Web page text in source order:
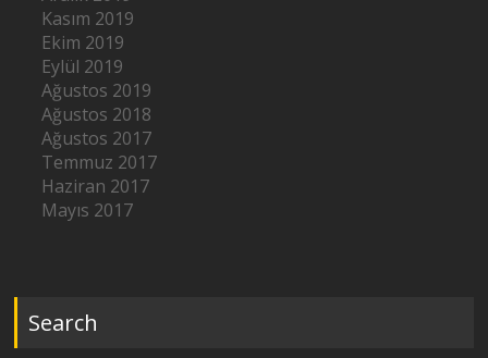
Kasım 2019
Ekim 2019
Eylül 2019
Ağustos 2019
Ağustos 2018
Ağustos 2017
Temmuz 2017
Haziran 2017
Mayıs 2017
Search